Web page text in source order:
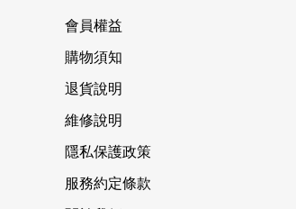
會員權益
購物須知
退貨說明
維修說明
隱私保護政策
服務約定條款